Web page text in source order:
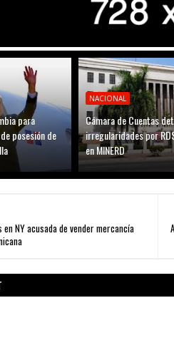
para
posesión de
NACIONAL
Cámara de Cuentas
irregularidades por
en MINERD
NY acusada de vender mercancía